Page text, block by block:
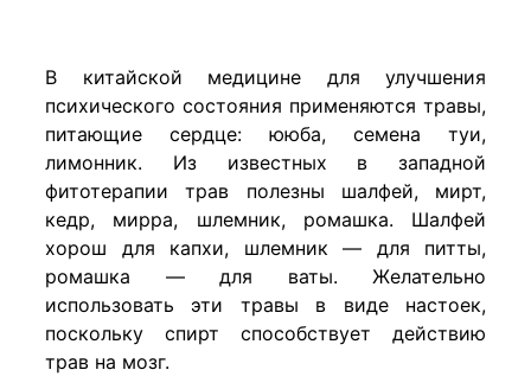
В китайской медицине для улучшения
психического состояния применяются травы,
питающие сердце: ююба, семена туи,
лимонник. Из известных в западной
фитотерапии трав полезны шалфей, мирт,
кедр, мирра, шлемник, ромашка. Шалфей
хорош для капхи, шлемник — для питты,
ромашка — для ваты. Желательно
использовать эти травы в виде настоек,
поскольку спирт способствует действию
трав на мозг.